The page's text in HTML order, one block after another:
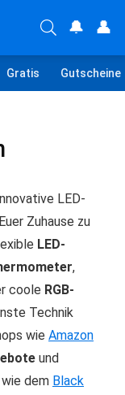
🔔 👤
Gratis Gutscheine
LED-
Zuhause zu
LED-
,
coole RGB-
Technik
wie Amazon
und
dem Black